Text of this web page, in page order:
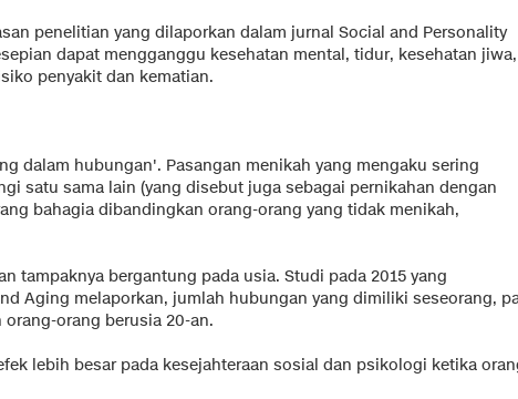
penelitian yang dilaporkan dalam jurnal Social and Personality
dapat mengganggu kesehatan mental, tidur, kesehatan jiwa,
penyakit dan kematian.
dalam hubungan'. Pasangan menikah yang mengaku sering
satu sama lain (yang disebut juga sebagai pernikahan dengan
bahagia dibandingkan orang-orang yang tidak menikah,
tampaknya bergantung pada usia. Studi pada 2015 yang
Aging melaporkan, jumlah hubungan yang dimiliki seseorang,
orang berusia 20-an.
lebih besar pada kesejahteraan sosial dan psikologi ketika